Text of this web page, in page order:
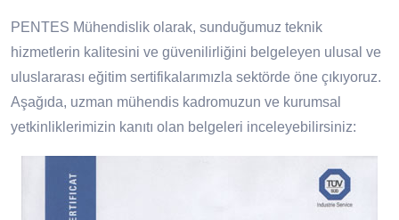
PENTES Mühendislik olarak, sunduğumuz teknik
hizmetlerin kalitesini ve güvenilirliğini belgeleyen ulusal ve
uluslararası eğitim sertifikalarımızla sektörde öne çıkıyoruz.
Aşağıda, uzman mühendis kadromuzun ve kurumsal
yetkinliklerimizin kanıtı olan belgeleri inceleyebilirsiniz: